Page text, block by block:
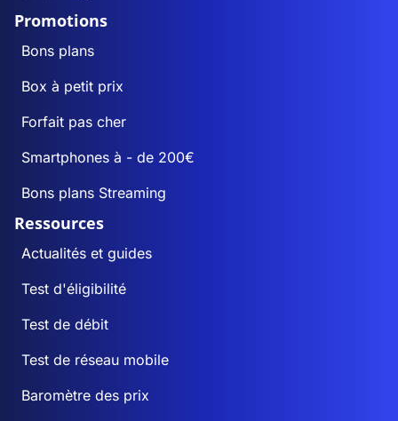
Promotions
Bons plans
Box à petit prix
Forfait pas cher
Smartphones à - de 200€
Bons plans Streaming
Ressources
Actualités et guides
Test d'éligibilité
Test de débit
Test de réseau mobile
Baromètre des prix